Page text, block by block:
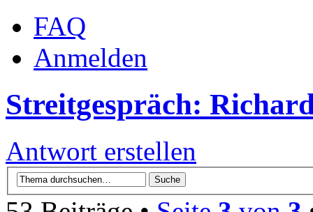
FAQ
Anmelden
Streitgespräch:
Antwort erstellen